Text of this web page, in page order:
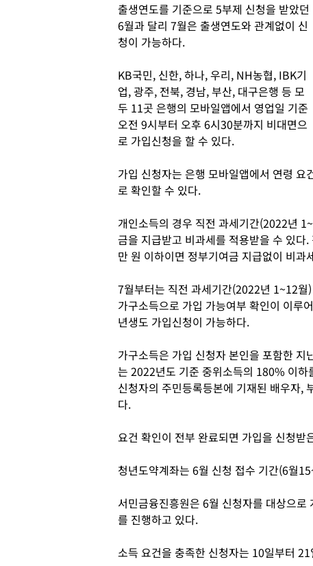
출생연도를 기준으로 5부제 신청을 받았던
6월과 달리 7월은 출생연도와 관계없이 신
청이 가능하다.
KB국민, 신한, 하나, 우리, NH농협, IBK기
업, 광주, 전북, 경남, 부산, 대구은행 등 모
두 11곳 은행의 모바일앱에서 영업일 기준
오전 9시부터 오후 6시30분까지 비대면으
로 가입신청을 할 수 있다.
가입 신청자는 은행 모바일앱에서 연령
로 확인할 수 있다.
개인소득의 경우 직전 과세기간(2022년
금을 지급받고 비과세를 적용받을 수 있
만 원 이하이면 정부기여금 지급없이 비과
7월부터는 직전 과세기간(2022년 1~12
가구소득으로 가입 가능여부 확인이 이루
년생도 가입신청이 가능하다.
가구소득은 가입 신청자 본인을 포함한
는 2022년도 기준 중위소득의 180% 이하
신청자의 주민등록등본에 기재된 배우자,
다.
요건 확인이 전부 완료되면 가입을 신청
청년도약계좌는 6월 신청 접수 기간(6월
서민금융진흥원은 6월 신청자를 대상으
를 진행하고 있다.
소득 요건을 충족한 신청자는 10일부터